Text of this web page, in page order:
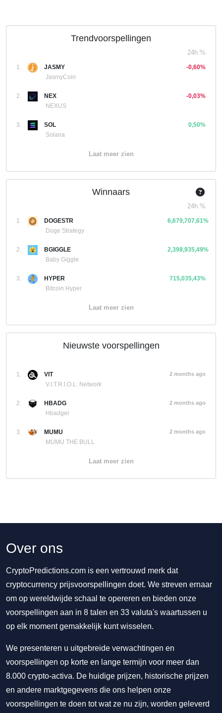
Trendvoorspellingen
24h %
1.
JASMY
JasmyCoin
-0,60%
2.
NEX
NEXUS
-0,03%
3.
SOL
Solana
0,50%
Laat meer zien
Winnaars
24h %
1.
DOGESTR
Doge Strategy
6,679,707,61%
2.
BGIGGLE
Baby Giggle
2,398,935,49%
3.
HYPER
Bitcoin Hyper
715,035,43%
Laat meer zien
Nieuwste voorspellingen
1.
VIT
V.I.T.R.I.O.L. Network
2 months ago
2.
HBADG
Hbadger
2 months ago
3.
MUMU
MUMU THE BULL
2 months ago
Laat meer zien
Over ons
CryptoPredictions.com is een vertrouwd merk dat
cryptocurrency prijsvoorspellingen doet. We streven ernaar
om op wereldwijde schaal te opereren en bieden onze
voorspellingen aan in 8 talen en 33 valuta's waartussen u
op elk moment gemakkelijk kunt wisselen.
We presenteren u uitgebreide verwachtingen en
voorspellingen op korte en lange termijn voor meer dan
8.000 crypto-activa. De huidige prijzen, historische prijzen
en andere marktgegevens die ons helpen onze
voorspellingen te doen tot wat ze nu zijn, worden geleverd